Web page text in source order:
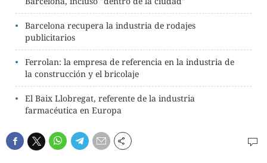
Barcelona recupera la industria de rodajes
publicitarios
Ferrolan: la empresa de referencia en la industria de
la construcción y el bricolaje
El Baix Llobregat, referente de la industria
farmacéutica en Europa